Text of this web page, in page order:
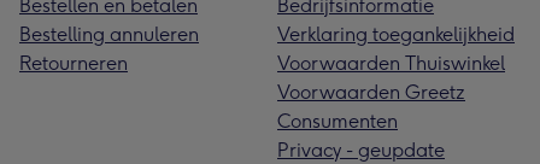
Bestellen en betalen
Bestelling annuleren
Retourneren
Bedrijfsinformatie
Verklaring toegankelijkheid
Voorwaarden Thuiswinkel
Voorwaarden Greetz
Consumenten
Privacy - geupdate